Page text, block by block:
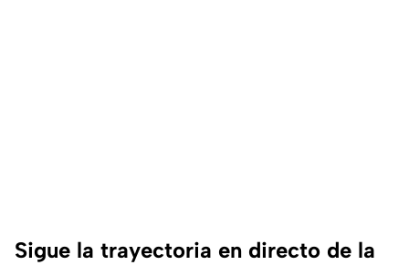
Sigue la trayectoria en directo de la